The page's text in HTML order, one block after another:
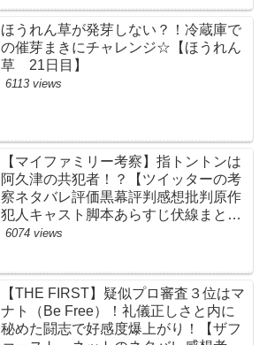
ほうれん草が発芽しない？！冷蔵庫で
の催芽まきにチャレンジ☆【ほうれん
草 21日目】
6113 views
【マイファミリー考察】指トントンは
阿久津の共犯者！？【ツイッターの考
察ネタバレ評価黒幕評判感想批判原作
犯人キャスト脚本あらすじ伏線まと
め・松本幸四郎】
6074 views
【THE FIRST】疑似プロ審査３位はマ
ナト（Be Free）！礼儀正しさと内に
秘めた闘志で好感度爆上がり！【ザフ